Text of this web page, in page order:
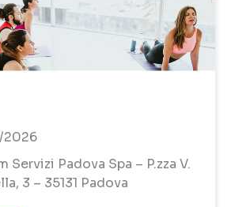
2026
Servizi Padova Spa – P.zza V.
3 – 35131 Padova